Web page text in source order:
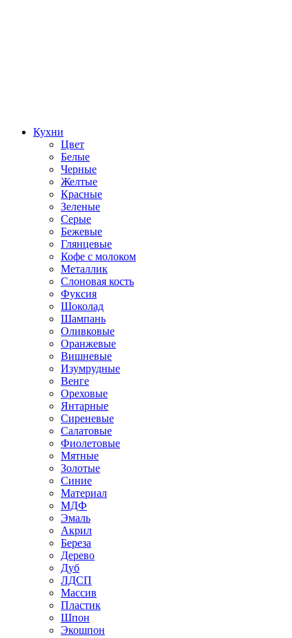
Кухни
Цвет
Белые
Черные
Желтые
Красные
Зеленые
Серые
Бежевые
Глянцевые
Кофе с молоком
Металлик
Слоновая кость
Фуксия
Шоколад
Шампань
Оливковые
Оранжевые
Вишневые
Изумрудные
Венге
Ореховые
Янтарные
Сиреневые
Салатовые
Фиолетовые
Мятные
Золотые
Синие
Материал
МДФ
Эмаль
Акрил
Береза
Дерево
Дуб
ЛДСП
Массив
Пластик
Шпон
Экошпон